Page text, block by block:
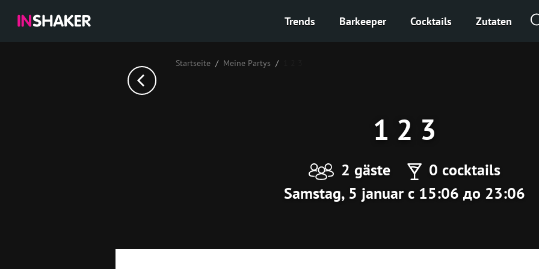
Trends Barkeeper Cocktails Zutaten
Startseite Meine Partys
1 2 3
2 gäste
0 cocktails
Samstag, 5 januar с 15:06 до 23:06